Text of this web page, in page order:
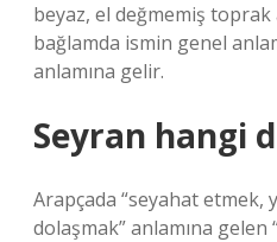
beyaz, el değmemiş toprak
bağlamda ismin genel
anlamına gelir.
Seyran hangi
Arapçada “seyahat etmek,
dolaşmak” anlamına